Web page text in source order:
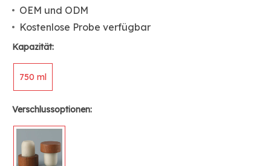
OEM und ODM
Kostenlose Probe verfügbar
Kapazität:
750 ml
Verschlussoptionen: